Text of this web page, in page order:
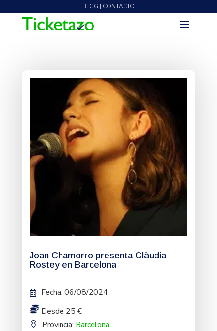
BLOG | CONTACTO
Joan Chamorro presenta Clàudia
Rostey en Barcelona
Fecha: 06/08/2024
Desde 25 €
Provincia: Barcelona